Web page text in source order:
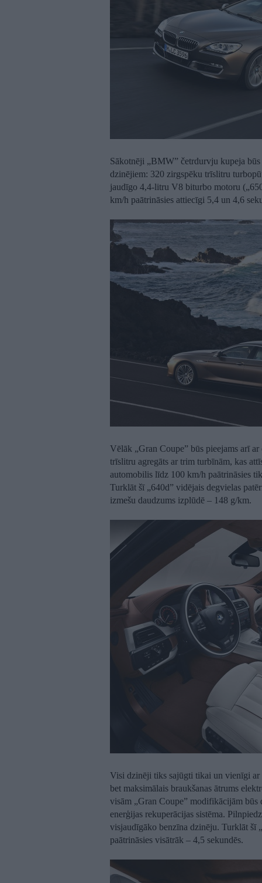
Sākotnēji „BMW” četrdurvju kupeja
dzinējiem: 320 zirgspēku trīslitru
jaudīgo 4,4-litru V8 biturbo motoru
km/h paātrināsies attiecīgi 5,4 un 4,6
Vēlāk „Gran Coupe” būs pieejams arī
trīslitru agregāts ar trim turbīnām, kas
automobilis līdz 100 km/h paātrināsies
Turklāt šī „640d” vidējais degvielas
izmešu daudzums izplūdē – 148 g/km.
Visi dzinēji tiks sajūgti tikai un vienīgi ar
bet maksimālais braukšanas ātrums
visām „Gran Coupe” modifikācijām būs
enerģijas rekuperācijas sistēma.
visjaudīgāko benzīna dzinēju. Turklāt
paātrināsies visātrāk – 4,5 sekundēs.